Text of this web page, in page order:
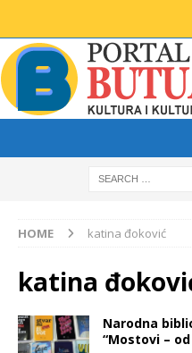
HOME katina đoković
katina
Narodna
“Mostovi –